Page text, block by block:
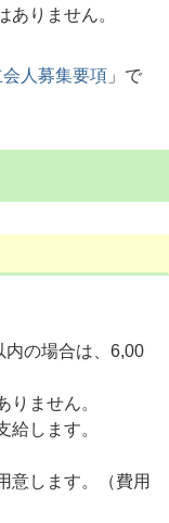
りません。
人募集要項 」で
の場合は、6,00
ません。
します。
意します。（費用